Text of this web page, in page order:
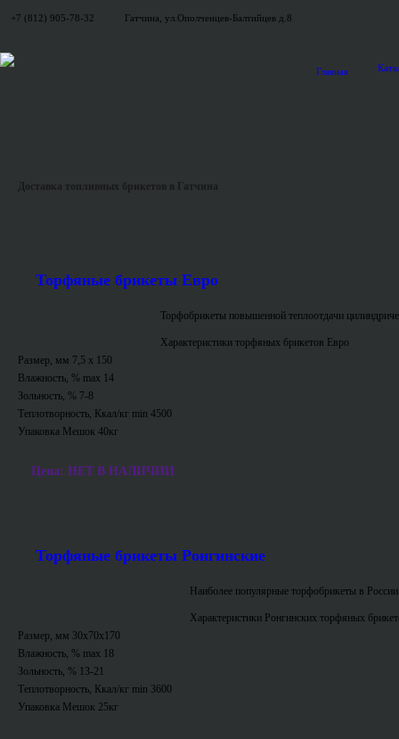
+7 (812) 905-78-32 Гатчина, ул.Ополченцев-Балтийцев д.8
Главная
Доставка топливных брикетов в Гатчина
Торфяные брикеты Евро
Торфобрикеты повышенной теплоотдачи
Характеристики торфяных брикетов Евро
Размер, мм 7,5 x 150
Влажность, % max 14
Зольность, % 7-8
Теплотворность, Ккал/кг min 4500
Упаковка Мешок 40кг
Цена: НЕТ В НАЛИЧИИ
Торфяные брикеты Ронгинские
Наиболее популярные торфобрикеты в
Характеристики Ронгинских торфяных
Размер, мм 30х70х170
Влажность, % max 18
Зольность, % 13-21
Теплотворность, Ккал/кг min 3600
Упаковка Мешок 25кг